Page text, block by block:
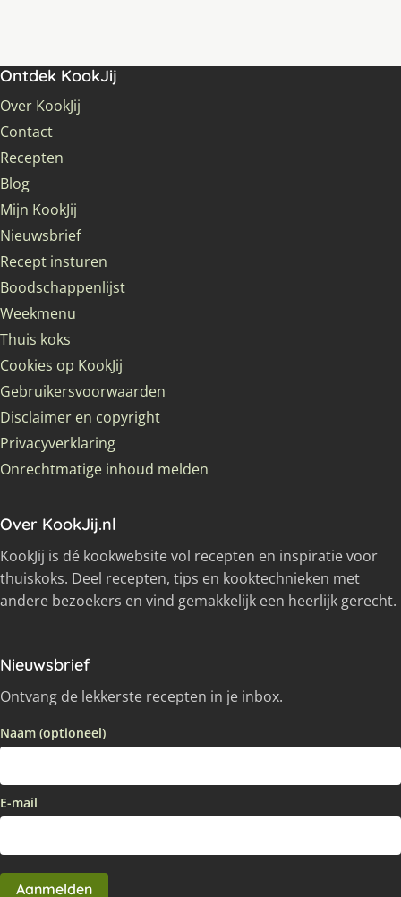
Ontdek KookJij
Over KookJij
Contact
Recepten
Blog
Mijn KookJij
Nieuwsbrief
Recept insturen
Boodschappenlijst
Weekmenu
Thuis koks
Cookies op KookJij
Gebruikersvoorwaarden
Disclaimer en copyright
Privacyverklaring
Onrechtmatige inhoud melden
Over KookJij.nl
KookJij is dé kookwebsite vol recepten en inspiratie voor
thuiskoks. Deel recepten, tips en kooktechnieken met
andere bezoekers en vind gemakkelijk een heerlijk gerecht.
Nieuwsbrief
Ontvang de lekkerste recepten in je inbox.
Naam (optioneel)
E-mail
Aanmelden